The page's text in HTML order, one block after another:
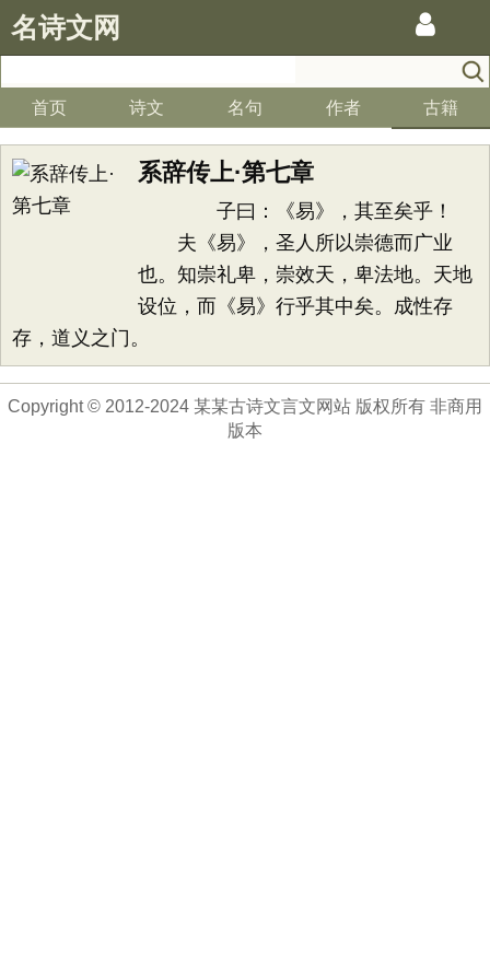
名诗文网
首页 诗文 名句 作者 古籍
系辞传上·第七章
子曰：《易》，其至矣乎！
夫《易》，圣人所以崇德而广业
也。知崇礼卑，崇效天，卑法地。天地
设位，而《易》行乎其中矣。成性存
存，道义之门。
Copyright © 2012-2024 某某古诗文言文网站 版权所有 非商用
版本